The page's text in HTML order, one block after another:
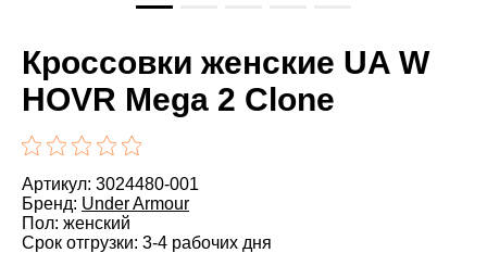
Кроссовки женские UA W
HOVR Mega 2 Clone
Артикул: 3024480-001
Бренд: Under Armour
Пол: женский
Срок отгрузки: 3-4 рабочих дня